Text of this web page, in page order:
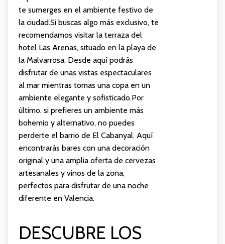
te sumerges en el ambiente festivo de
la ciudad.Si buscas algo más exclusivo, te
recomendamos visitar la terraza del
hotel Las Arenas, situado en la playa de
la Malvarrosa. Desde aquí podrás
disfrutar de unas vistas espectaculares
al mar mientras tomas una copa en un
ambiente elegante y sofisticado.Por
último, si prefieres un ambiente más
bohemio y alternativo, no puedes
perderte el barrio de El Cabanyal. Aquí
encontrarás bares con una decoración
original y una amplia oferta de cervezas
artesanales y vinos de la zona,
perfectos para disfrutar de una noche
diferente en Valencia.
DESCUBRE LOS